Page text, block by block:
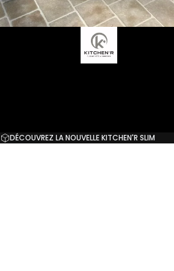
DÉCOUVREZ LA NOUVELLE KITCHEN'R SLIM